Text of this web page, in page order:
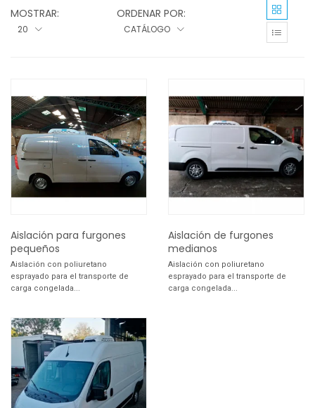
MOSTRAR:
20
ORDENAR POR:
CATÁLOGO
Aislación para furgones
pequeños
Aislación con poliuretano
esprayado para el transporte de
carga congelada...
Aislación de furgones
medianos
Aislación con poliuretano
esprayado para el transporte de
carga congelada...